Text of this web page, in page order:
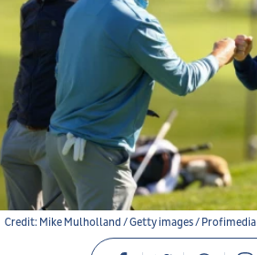
Credit: Mike Mulholland / Getty images / Profimedia